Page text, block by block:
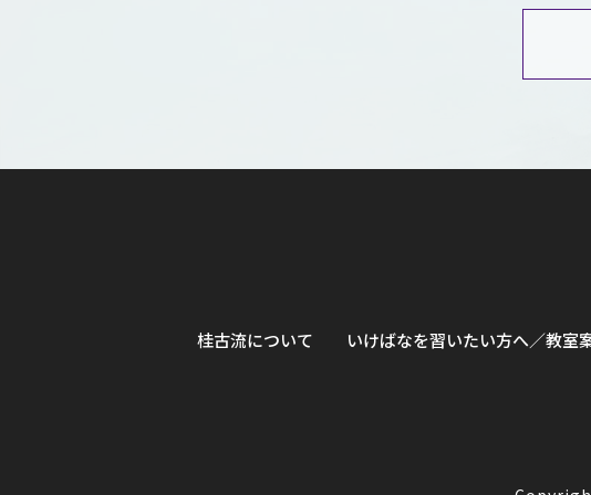
桂古流について いけばなを習いたい方へ／教室